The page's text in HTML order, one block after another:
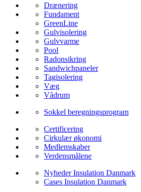
Drænering
Fundament
GreenLine
Gulvisolering
Gulvvarme
Pool
Radonsikring
Sandwichpaneler
Tagisolering
Væg
Vådrum
Sokkel beregningsprogram
Certificering
Cirkulær økonomi
Medlemskaber
Verdensmålene
Nyheder Insulation Danmark
Cases Insulation Danmark